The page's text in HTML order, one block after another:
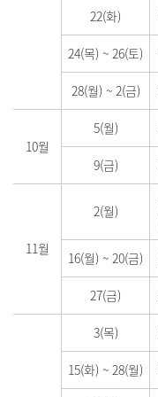
22(화)
24(목) ~ 26(토)
28(월) ~2(금)
10월
5(월)
9(금)
11월
2(월)
16(월) ~ 20(금)
27(금)
3(목)
15(화) ~ 28(월)